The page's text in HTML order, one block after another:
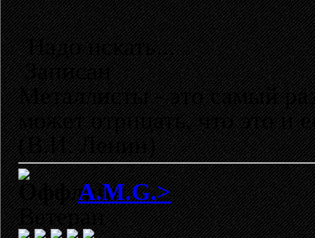
Надо искать...
Записан
Металлисты - это самый
может отрицать, что это и
(В.И. Ленин)
A.M.G.>
Ветеран